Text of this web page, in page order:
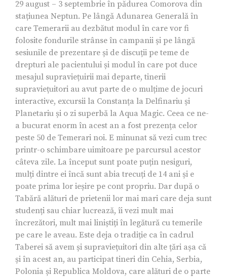
29 august – 3 septembrie în pădurea Comorova din
stațiunea Neptun. Pe lângă Adunarea Generală în
care Temerarii au dezbătut modul în care vor fi
folosite fondurile strânse în campanii și pe lângă
sesiunile de prezentare și de discuții pe teme de
drepturi ale pacientului și modul în care pot duce
mesajul supraviețuirii mai departe, tinerii
supraviețuitori au avut parte de o mulțime de jocuri
interactive, excursii la Constanța la Delfinariu și
Planetariu și o zi superbă la Aqua Magic. Ceea ce ne-
a bucurat enorm în acest an a fost prezența celor
peste 50 de Temerari noi. E minunat să vezi cum trec
printr-o schimbare uimitoare pe parcursul acestor
câteva zile. La început sunt poate puțin nesiguri,
mulți dintre ei încă sunt abia trecuți de 14 ani și e
poate prima lor ieșire pe cont propriu. Dar după o
Tabără alături de prietenii lor mai mari care deja sunt
studenți sau chiar lucrează, îi vezi mult mai
încrezători, mult mai liniștiți în legătură cu temerile
pe care le aveau. Este deja o tradiție ca în cadrul
Taberei să avem și supraviețuitori din alte țări așa că
și în acest an, au participat tineri din Cehia, Serbia,
Polonia și Republica Moldova, care alături de o parte